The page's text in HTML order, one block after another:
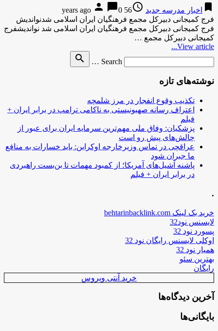
bookmark اخبار مدرسه جدید access_time
56 years ago
person chat_bubble0
فرج کمیجانی دبیرکل مجمع فرهنگیان ایران اسلامی شدنواندیش
فرج کمیجانی دبیرکل مجمع فرهنگیان ایران اسلامی شد نواندیشفرج
کمیجانی دبیرکل مجمع …
View article...
Search …
search
نوشته‌های تازه
تکذیب وقوع انفجار در مرز شلمچه
اعتراف رسانه صهیونیستی به ناکامی ترامپ در برابر ایران +
فیلم
پزشکیان: وفاق ملی مهم‌ترین سرمایه ایران برای عبور از
چالش‌های پیش رو است
عراقچی در تماس وزیرخارجه اوکراین: باید خسارات به منافع
ما جبران شود
پاشنه آشیل‌های آمریکا؛ از کمبود مهمات تا بن‌بست راهبردی
در برابر ایران + فیلم
.
خرید بک لینک behtarinbacklink.com
لایسنس نود32
پسورد نود 32
اوکلی لایسنس رایگان نود 32
همیار نود 32
بهترین سئو
رایگان
خرید آنتی ویروس
آخرین دیدگاه‌ها
بایگانی‌ها